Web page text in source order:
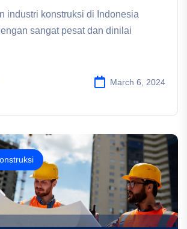
industri konstruksi di Indonesia
sangat pesat dan dinilai
March 6, 2024